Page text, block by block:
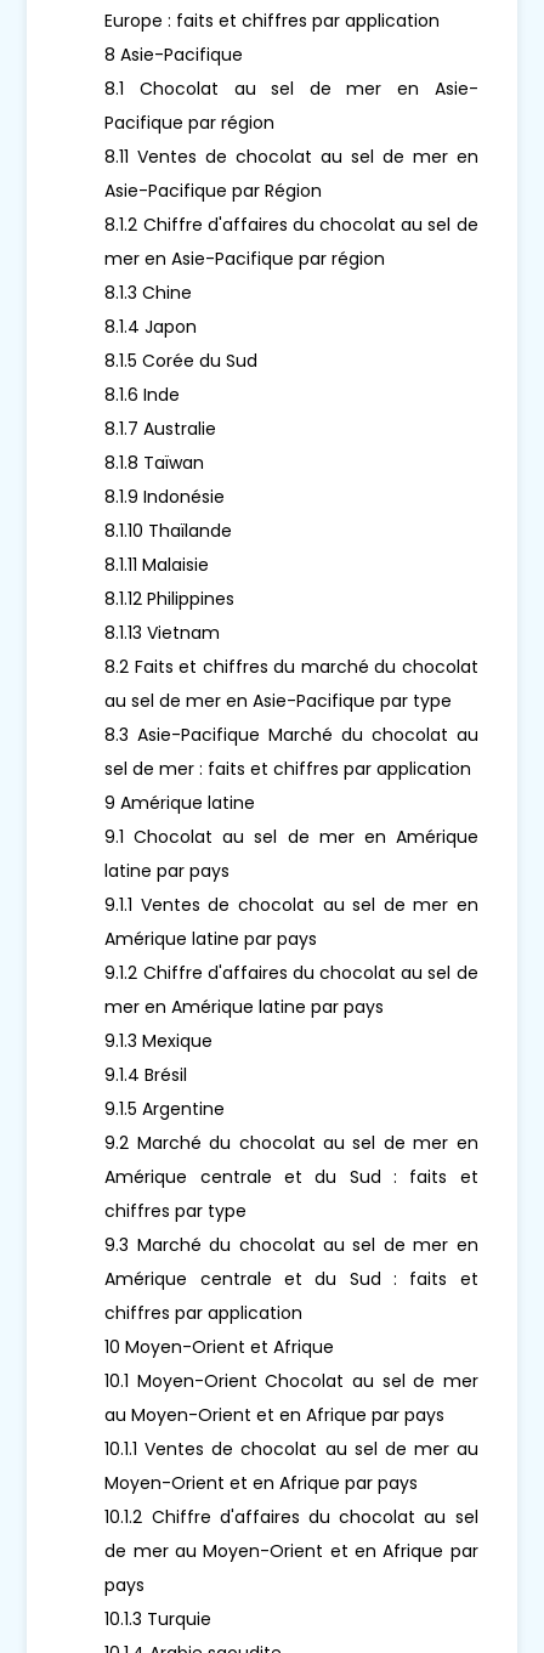
Europe : faits et chiffres par application
8 Asie-Pacifique
8.1 Chocolat au sel de mer en Asie-
Pacifique par région
8.11 Ventes de chocolat au sel de mer en
Asie-Pacifique par Région
8.1.2 Chiffre d'affaires du chocolat au sel de
mer en Asie-Pacifique par région
8.1.3 Chine
8.1.4 Japon
8.1.5 Corée du Sud
8.1.6 Inde
8.1.7 Australie
8.1.8 Taïwan
8.1.9 Indonésie
8.1.10 Thaïlande
8.1.11 Malaisie
8.1.12 Philippines
8.1.13 Vietnam
8.2 Faits et chiffres du marché du chocolat
au sel de mer en Asie-Pacifique par type
8.3 Asie-Pacifique Marché du chocolat au
sel de mer : faits et chiffres par application
9 Amérique latine
9.1 Chocolat au sel de mer en Amérique
latine par pays
9.1.1 Ventes de chocolat au sel de mer en
Amérique latine par pays
9.1.2 Chiffre d'affaires du chocolat au sel de
mer en Amérique latine par pays
9.1.3 Mexique
9.1.4 Brésil
9.1.5 Argentine
9.2 Marché du chocolat au sel de mer en
Amérique centrale et du Sud : faits et
chiffres par type
9.3 Marché du chocolat au sel de mer en
Amérique centrale et du Sud : faits et
chiffres par application
10 Moyen-Orient et Afrique
10.1 Moyen-Orient Chocolat au sel de mer
au Moyen-Orient et en Afrique par pays
10.1.1 Ventes de chocolat au sel de mer au
Moyen-Orient et en Afrique par pays
10.1.2 Chiffre d'affaires du chocolat au sel
de mer au Moyen-Orient et en Afrique par
pays
10.1.3 Turquie